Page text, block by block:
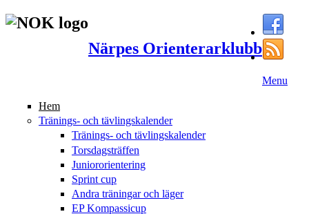
Närpes Orienterarklubb
Menu
Hem
Tränings- och tävlingskalender
Tränings- och tävlingskalender
Torsdagsträffen
Juniororientering
Sprint cup
Andra träningar och läger
EP Kompassicup